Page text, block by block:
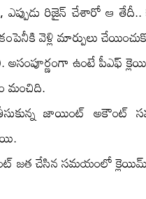
రిజైన్ చేశారో ఆ తేదీ..
వెళ్లి మార్పులు
ఉంటే పీఎఫ్
మంచిది.
జాయింట్ అకౌంట్
జత చేసిన సమయంలో క్లెయిమ్